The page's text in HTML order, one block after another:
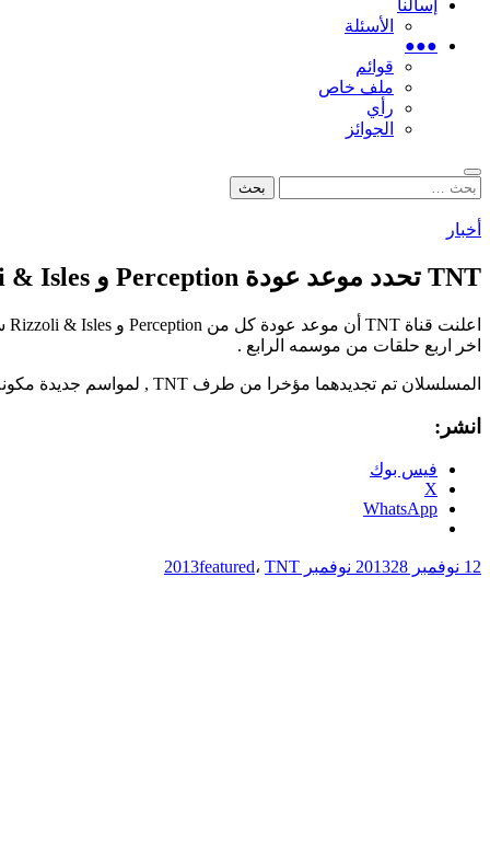
إسألنا
الأسئلة
●●●
قوائم
ملف خاص
رأي
الجوائز
بحث
البحث
أخبار
TNT تحدد موعد عودة Perception و Rizzoli & Isles
اخر اربع حلقات من موسمه الرابع .
المسلسلان تم تجديدهما مؤخرا من طرف TNT , لمواسم جديدة مكونة من 15 حلقة ستعرض الصيف القادم . Rizzoli & Isles سيعود في موسمه الخامس بينما Perception سيعودان في موسمهما الثالث .
انشر:
فيس بوك
X
WhatsApp
12 نوفمبر 2013 28 نوفمبر 2013 featured، TNT